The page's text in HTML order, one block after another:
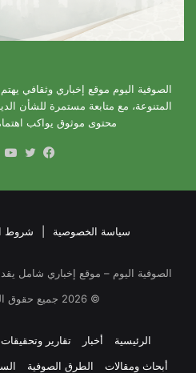
الصوفية اليوم موقع إخباري وثقافي يهتم
المتنوعة، مع متابعة مستمرة للشأن
محتوى موثوق يواكب
سياسة الخصوصية شروط
الصوفية اليوم – موقع إخباري شامل
©
2026 جميع حقوق
الرئيسية أخبار تقارير وتحقيقات
أبحاث ومقالات
الطرق الصوفية